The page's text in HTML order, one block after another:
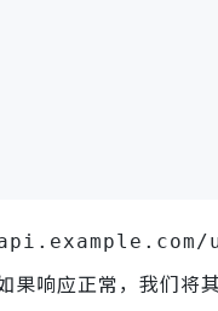
果响应正常，我们将